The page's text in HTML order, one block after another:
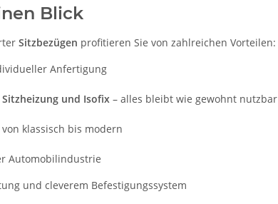
Blick
Sitzbezügen profitieren Sie von zahlreichen Vorteilen:
Anfertigung
und Isofix – alles bleibt wie gewohnt nutzbar
von klassisch bis modern
Automobilindustrie
und cleverem Befestigungssystem